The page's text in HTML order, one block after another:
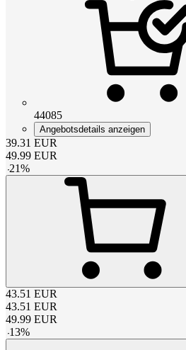
44085
Angebotsdetails anzeigen
39.31 EUR
49.99 EUR
-21%
43.51 EUR
43.51 EUR
49.99 EUR
-13%